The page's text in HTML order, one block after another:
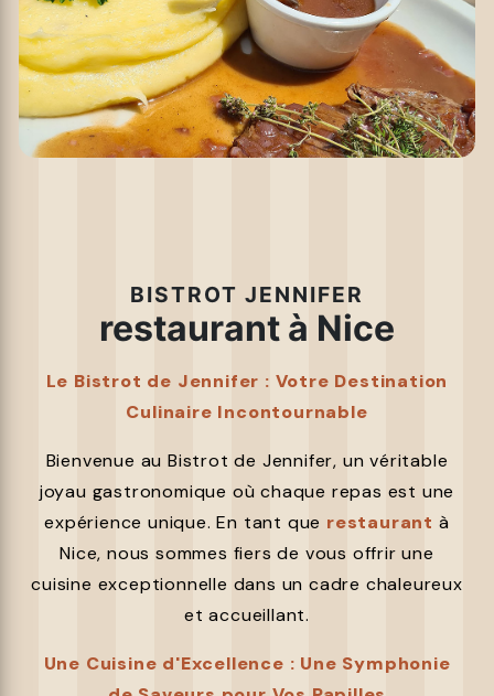
BISTROT JENNIFER
restaurant à Nice
Le Bistrot de Jennifer : Votre Destination
Culinaire Incontournable
Bienvenue au Bistrot de Jennifer, un véritable
joyau gastronomique où chaque repas est une
expérience unique. En tant que restaurant à
Nice, nous sommes fiers de vous offrir une
cuisine exceptionnelle dans un cadre chaleureux
et accueillant.
Une Cuisine d'Excellence : Une Symphonie